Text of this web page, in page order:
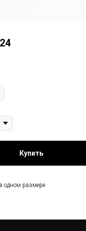
Купить
одном размере